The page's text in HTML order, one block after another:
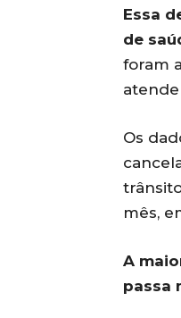
Essa
de
foram
Os
mês,
A
passa